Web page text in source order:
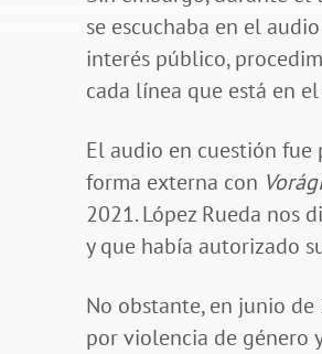
se escuchaba en el
interés público,
cada línea que está en
El audio en cuestión
forma externa con
2021. López Rueda nos
y que había autorizado
No obstante, en junio
por violencia de género